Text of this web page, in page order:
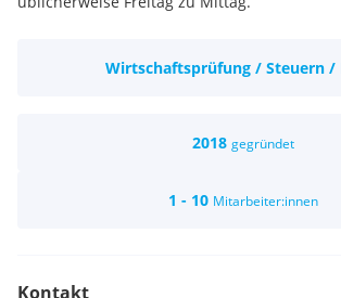
Leistungserfassung
Postbearbeitung, Terminverwaltung,
Vorbereitung von Akten, Verträgen etc.
Wirtschaftsprüfung / Steuern /
2018 gegründet
1 - 10 Mitarbeiter:innen
Kontakt